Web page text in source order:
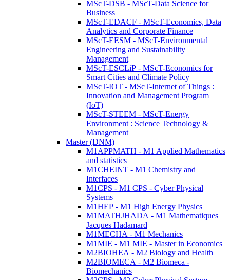
MScT-DSB - MScT-Data Science for
Business
MScT-EDACF - MScT-Economics, Data
Analytics and Corporate Finance
MScT-EESM - MScT-Environmental
Engineering and Sustainability
Management
MScT-ESCLiP - MScT-Economics for
Smart Cities and Climate Policy
MScT-IOT - MScT-Internet of Things :
Innovation and Management Program
(IoT)
MScT-STEEM - MScT-Energy
Environment : Science Technology &
Management
Master (DNM)
M1APPMATH - M1 Applied Mathematics
and statistics
M1CHEINT - M1 Chemistry and
Interfaces
M1CPS - M1 CPS - Cyber Physical
Systems
M1HEP - M1 High Energy Physics
M1MATHJHADA - M1 Mathematiques
Jacques Hadamard
M1MECHA - M1 Mechanics
M1MIE - M1 MIE - Master in Economics
M2BIOHEA - M2 Biology and Health
M2BIOMECA - M2 Biomeca -
Biomechanics